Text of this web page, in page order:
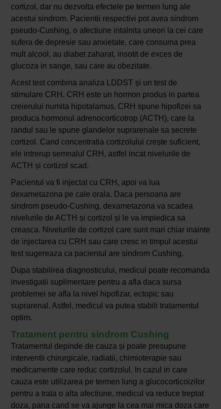
cortizol, dar nu dezvolta efectele pe termen lung ale
acestui sindrom. Pacientii respectivi pot avea sindrom
pseudo-Cushing, o afectiune intalnita uneori la cei care
sufera de depresie sau anxietate, care consuma prea
mult alcool, au diabet zaharat, insotit de exces de
glucoza in sange, sau care au obezitate.
Acest test combina analiza LDDST și un test de
stimulare CRH. CRH este un hormon produs in partea
creierului numita hipotalamus. CRH spune hipofizei sa
produca hormonul adrenocorticotrop (ACTH), care la
randul sau le spune glandelor suprarenale sa secrete
cortizol. Cand concentratia cortizolului crește suficient,
ele intrerup semnalul CRH, astfel incat nivelurile de
ACTH și cortizol scad.
Pacientul va fi injectat cu CRH, apoi va lua
dexametazona pe cale orala. Daca persoana are
sindrom pseudo-Cushing, dexametazona va scadea
nivelurile de ACTH și cortizol și le va impiedica sa
creasca. Nivelurile de cortizol care sunt mari chiar inainte
de injectarea cu CRH sau care cresc in timpul acestui
test sugereaza ca pacientul are sindrom Cushing.
Dupa stabilirea diagnosticului, medicul poate recomanda
investigatii suplimentare pentru a afla daca sursa
problemei se afla la nivel hipofizar, ectopic sau
suprarenal. Astfel, medicul va putea stabili tratamentul
optim.
Tratament pentru sindrom Cushing
Tratamentul depinde de cauza și poate presupune
interventii chirurgicale, radiatii, chimioterapie sau
medicamente care reduc cortizolul. In cazul in care
cauza este utilizarea pe termen lung a glucocorticoizilor
pentru a trata o alta afectiune, medicul va reduce treptat
doza, pana cand se va ajunge la cea mai mica doza care